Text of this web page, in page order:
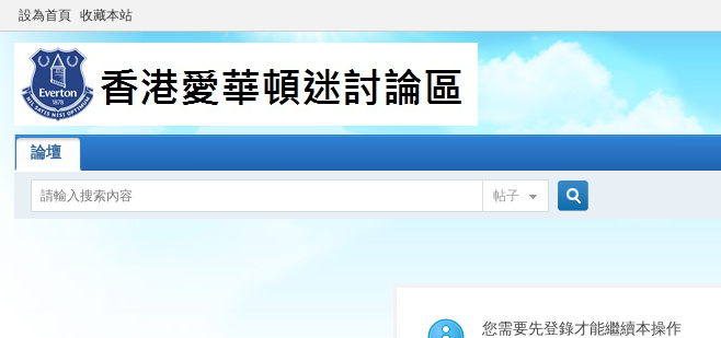
設為首頁 收藏本站
論壇
帖子
索
您需要先登錄才能繼續本操作